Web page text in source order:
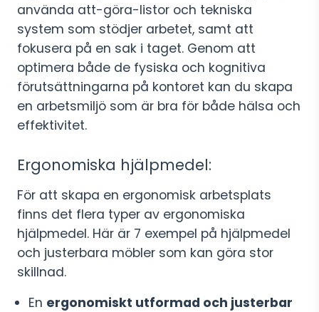
använda att-göra-listor och tekniska
system som stödjer arbetet, samt att
fokusera på en sak i taget. Genom att
optimera både de fysiska och kognitiva
förutsättningarna på kontoret kan du skapa
en arbetsmiljö som är bra för både hälsa och
effektivitet.
Ergonomiska hjälpmedel:
För att skapa en ergonomisk arbetsplats
finns det flera typer av ergonomiska
hjälpmedel. Här är 7 exempel på hjälpmedel
och justerbara möbler som kan göra stor
skillnad.
En ergonomiskt utformad och justerbar